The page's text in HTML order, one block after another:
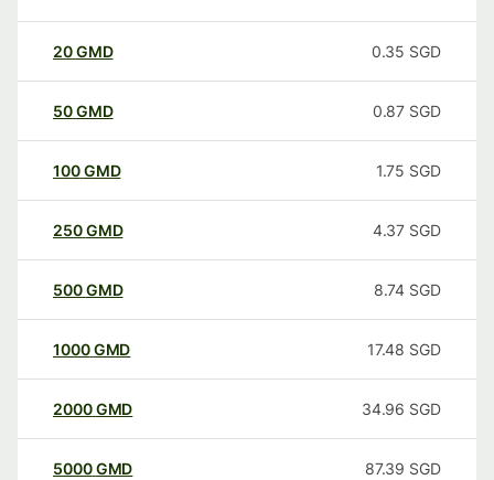
20GMD 0.35 SGD
50GMD 0.87 SGD
100GMD 1.75 SGD
250GMD 4.37 SGD
500GMD 8.74 SGD
1000GMD 17.48 SGD
2000GMD 34.96 SGD
5000GMD 87.39 SGD